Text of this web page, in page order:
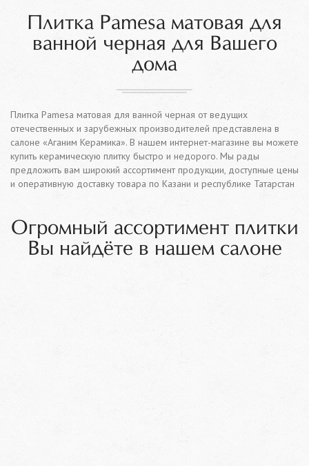
Плитка Pamesa матовая для
ванной черная для Вашего
дома
Плитка Pamesa матовая для ванной черная от ведущих
отечественных и зарубежных производителей представлена в
салоне «Аганим Керамика». В нашем интернет-магазине вы можете
купить керамическую плитку быстро и недорого. Мы рады
предложить вам широкий ассортимент продукции, доступные цены
и оперативную доставку товара по Казани и республике Татарстан
Огромный ассортимент плитки
Вы найдёте в нашем салоне